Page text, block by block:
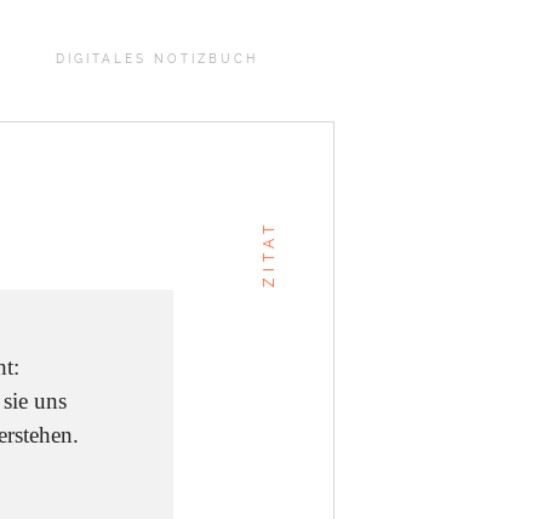
DIGITALES NOTIZBUCH
ZITAT
uns